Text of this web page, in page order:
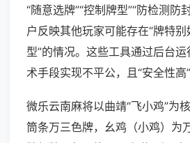
“随意选牌”“控制牌型”“防检测防
户反映其他玩家可能存在“牌特别
型”的情况。这些工具通过后台
术手段实现不平公，且“安全性高
微乐云南麻将以曲靖“飞小鸡”为
筒条万三色牌，幺鸡（小鸡）为